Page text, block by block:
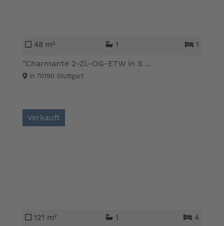
48 m² 1 1
"Charmante 2-Zi.-OG-ETW in S ...
in 70190 Stuttgart
Verkauft
121 m² 1 4